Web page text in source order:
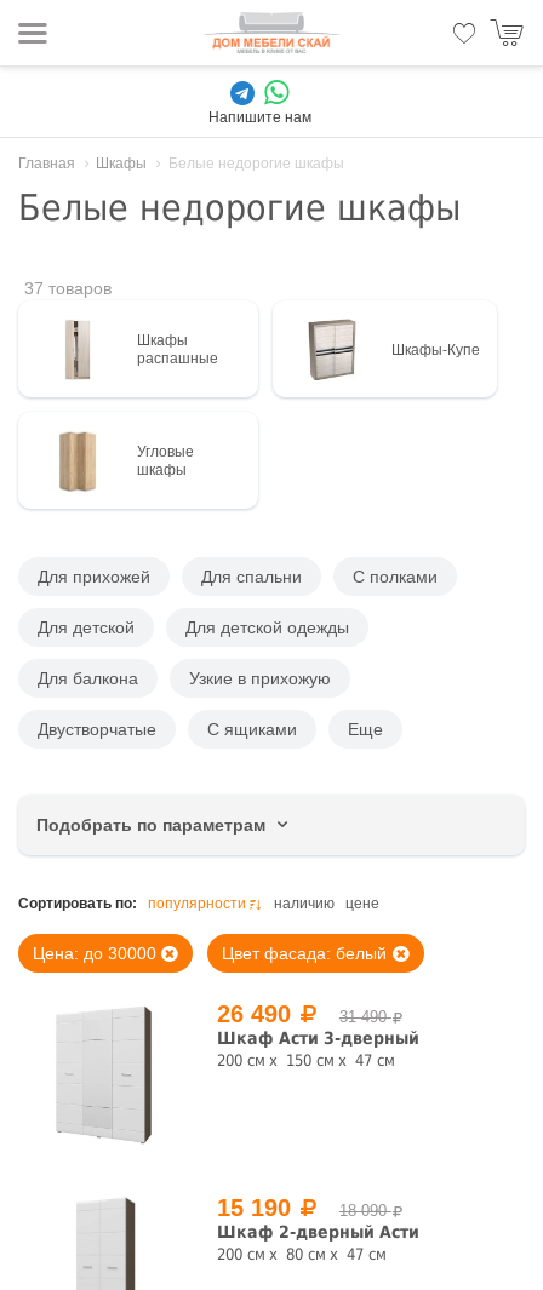
Напишите нам
Главная Шкафы Белые недорогие шкафы
Белые недорогие шкафы
37 товаров
Шкафы
распашные
Шкафы-Купе
Угловые
шкафы
Для прихожей Для спальни С полками
Для детской Для детской одежды
Для балкона Узкие в прихожую
Двустворчатые С ящиками Еще
Подобрать по параметрам
Цена, руб.
Сортировать по: популярности наличию цене
Цена: до 30000 Цвет фасада: белый
26 490 31 490
Шкаф Асти 3-дверный
200 см 150 см 47 см
15 190 18 090
Шкаф 2-дверный Асти
200 см 80 см 47 см